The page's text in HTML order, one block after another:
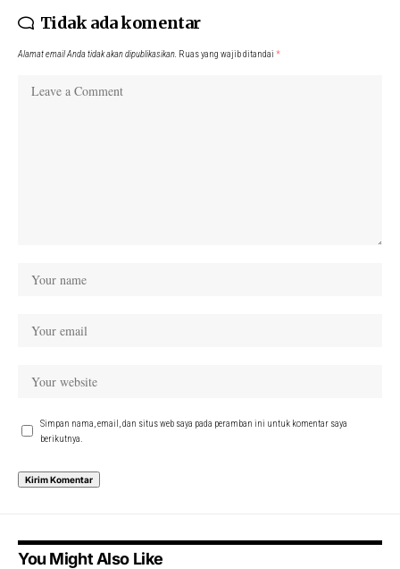
Tidak ada komentar
Alamat email Anda tidak akan dipublikasikan. Ruas yang wajib ditandai *
Simpan nama, email, dan situs web saya pada peramban ini untuk komentar saya
berikutnya.
You Might Also Like